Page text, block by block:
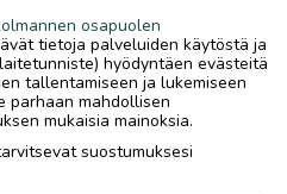
ovat otolliset sekä porojen
Saariselän Kuukkeli Oy.
suomalaisuuden
Kuukkelin
ja samalla
ikiaikainen
osapuolen
tietoja palveluiden käytöstä ja
hyödyntäen evästeitä
tallentamiseen ja lukemiseen
mahdollisen
mukaisia mainoksia.
suostumuksesi